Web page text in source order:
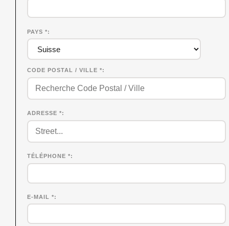
PAYS *
CODE POSTAL / VILLE *
ADRESSE *
TÉLÉPHONE *
E-MAIL *